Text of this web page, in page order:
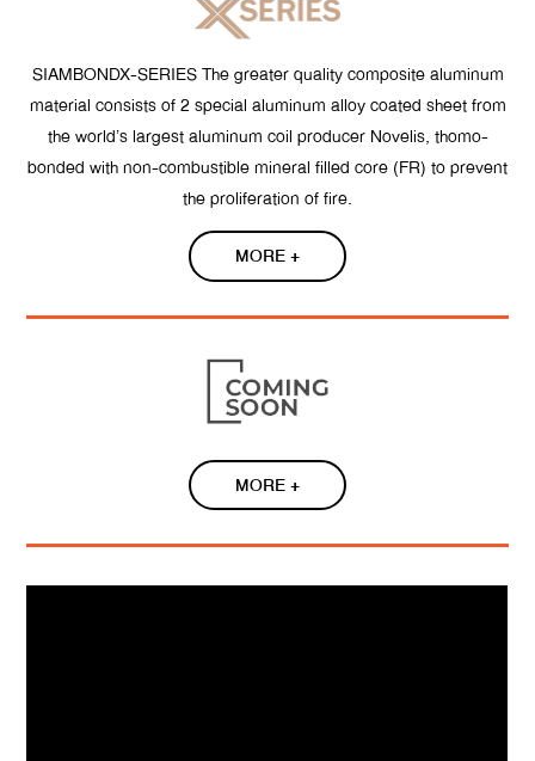
SIAMBONDX-SERIES The greater quality composite aluminum
material consists of 2 special aluminum alloy coated sheet from
the world’s largest aluminum coil producer Novelis, thomo-
bonded with non-combustible mineral filled core (FR) to prevent
the proliferation of fire.
MORE +
MORE +